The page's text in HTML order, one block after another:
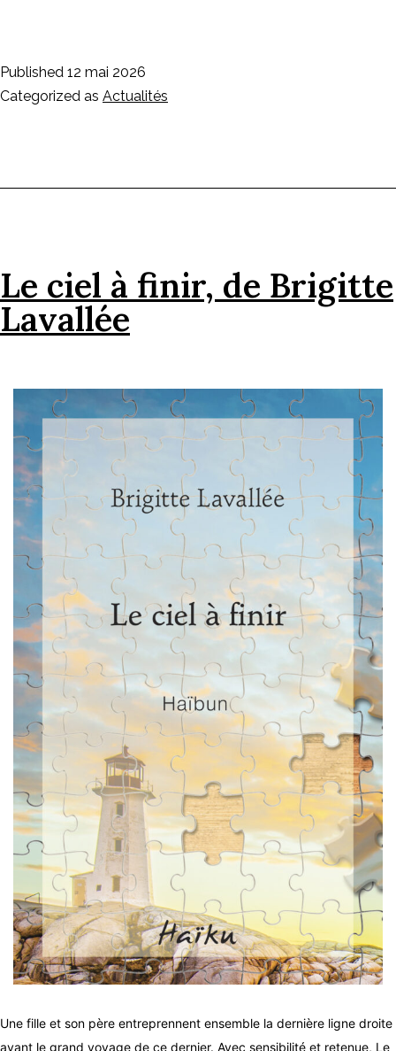
Published 12 mai 2026
Categorized as Actualités
Le ciel à finir, de Brigitte
Lavallée
Une fille et son père entreprennent ensemble la dernière ligne droite
avant le grand voyage de ce dernier. Avec sensibilité et retenue, Le